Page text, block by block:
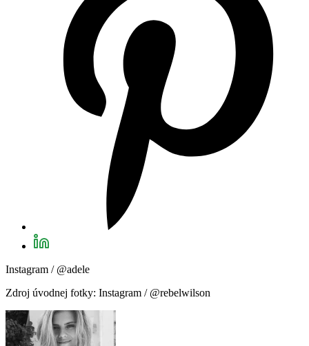
Instagram / @adele
Zdroj úvodnej fotky: Instagram / @rebelwilson